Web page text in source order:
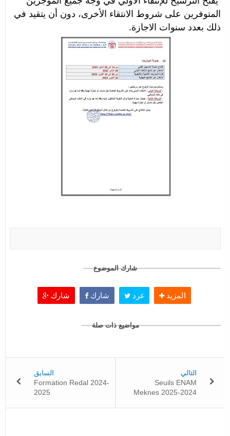
ذلك بعدد سنوات الاجازة.
شارك الموضوع
شارك شارك غرد المزيد
مواضيع ذات صلة
التالي
Seuils ENAM
Meknes 2025-2024
السابق
Formation Redal 2024-
2025